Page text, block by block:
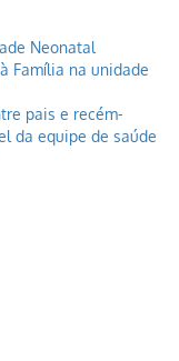
Neonatal
Família na unidade
pais e recém-
da equipe de saúde